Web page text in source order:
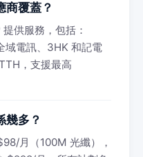
商覆蓋？
供服務，包括：
域電訊、3HK 和記電
，支援最高
幾多？
月（100M 光纖），